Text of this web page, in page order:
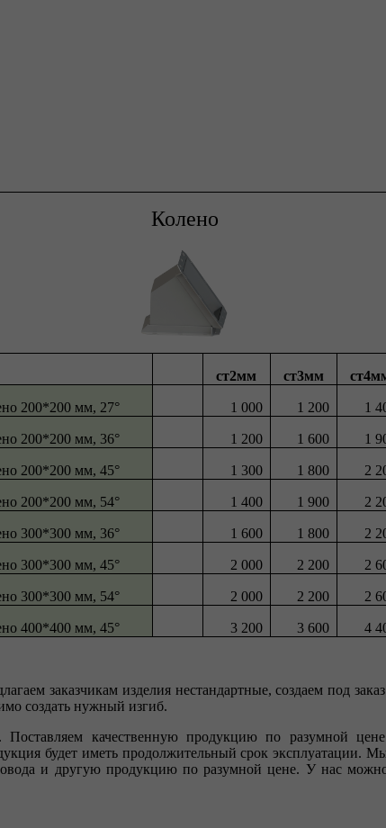
Колено
ст2мм ст3мм
200*200 мм, 27° 1 000 1 200 1
200*200 мм, 36° 1 200 1 600 1
200*200 мм, 45° 1 300 1 800 2
200*200 мм, 54° 1 400 1 900 2
300*300 мм, 36° 1 600 1 800 2
300*300 мм, 45° 2 000 2 200 2
300*300 мм, 54° 2 000 2 200 2
400*400 мм, 45° 3 200 3 600 4
заказчикам изделия нестандартные, создаем под
создать нужный изгиб.
качественную продукцию по разумной
будет иметь продолжительный срок эксплуатации.
и другую продукцию по разумной цене. У нас